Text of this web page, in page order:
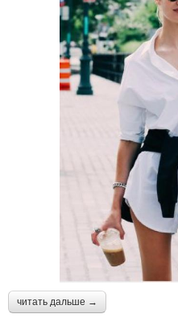
читать дальше →